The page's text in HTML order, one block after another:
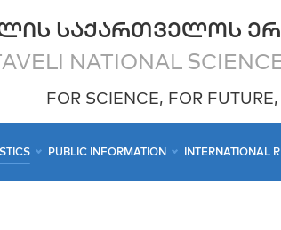
ᲡᲐᲥᲐᲠᲗᲕᲔᲚᲝᲡ
NATIONAL
FOR SCIENCE, FOR
PUBLIC INFORMATION INTERNATIONAL